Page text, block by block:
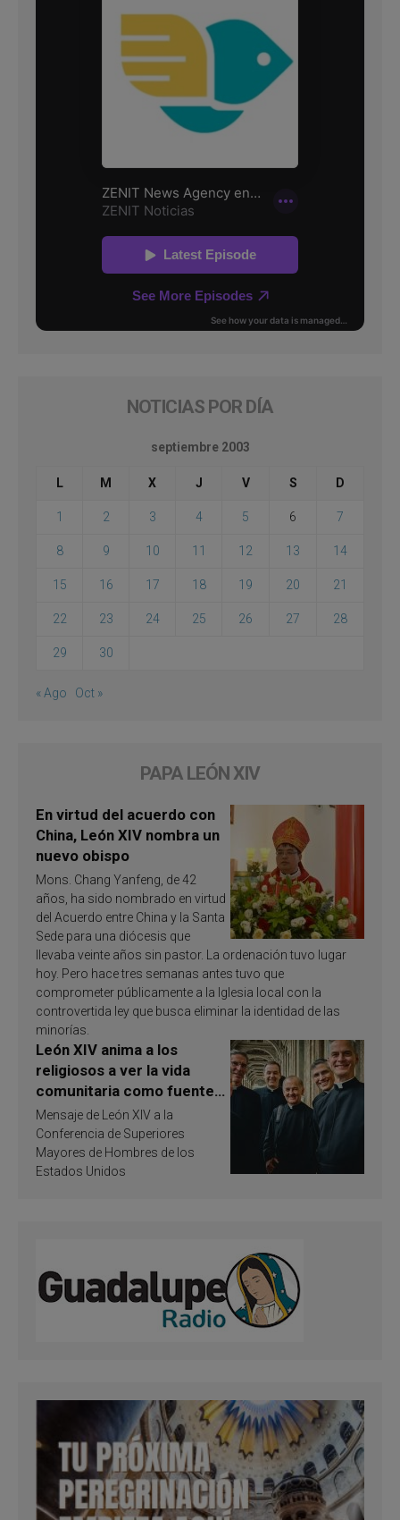
NOTICIAS POR DÍA
septiembre 2003
L M X J V S D
1 2 3 4 5 6 7
8 9 10 11 12 13 14
15 16 17 18 19 20 21
22 23 24 25 26 27 28
29 30
« Ago Oct »
PAPA LEÓN XIV
En virtud del acuerdo con
China, León XIV nombra un
nuevo obispo
Mons. Chang Yanfeng, de 42
años, ha sido nombrado en virtud
del Acuerdo entre China y la Santa
Sede para una diócesis que
llevaba veinte años sin pastor. La ordenación tuvo lugar
hoy. Pero hace tres semanas antes tuvo que
comprometer públicamente a la Iglesia local con la
controvertida ley que busca eliminar la identidad de las
minorías.
León XIV anima a los
religiosos a ver la vida
comunitaria como fuente
de inspiración y
santificación
Mensaje de León XIV a la
Conferencia de Superiores
Mayores de Hombres de los
Estados Unidos